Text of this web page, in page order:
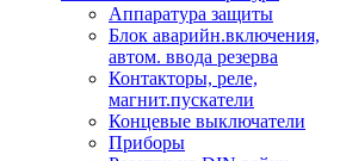
Аппаратура защиты
Блок аварийн.включения,
автом. ввода резерва
Контакторы, реле,
магнит.пускатели
Концевые выключатели
Приборы